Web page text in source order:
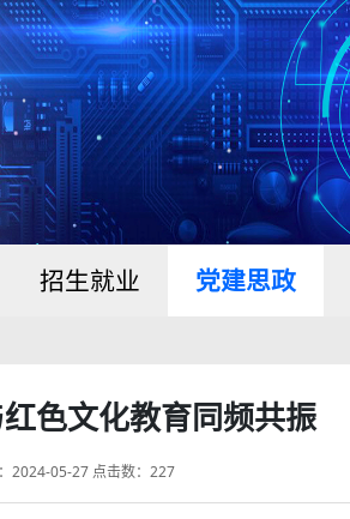
招生就业 党建思政
色文化教育同频共振
2024-05-27 点击数： 227